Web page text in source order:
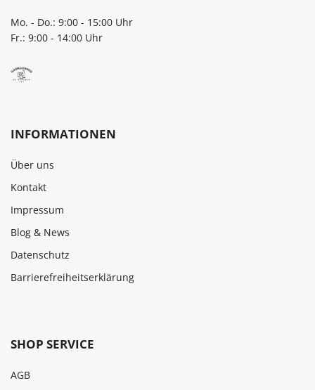
Mo. - Do.: 9:00 - 15:00 Uhr
Fr.: 9:00 - 14:00 Uhr
INFORMATIONEN
Über uns
Kontakt
Impressum
Blog & News
Datenschutz
Barrierefreiheitserklärung
SHOP SERVICE
AGB